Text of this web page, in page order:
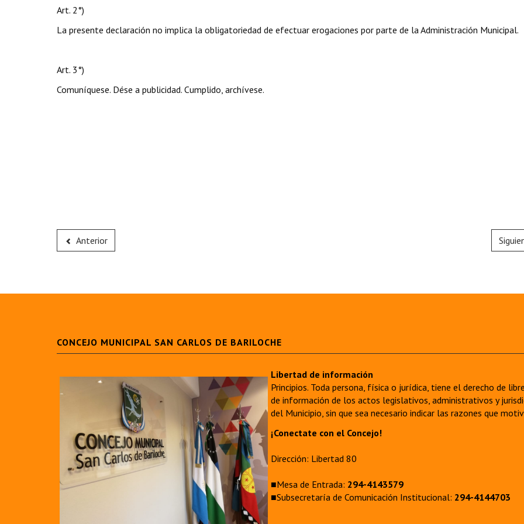
Art. 2°)
La presente declaración no implica la obligatoriedad de efectuar erogaciones por parte de la Administración Municipal.
Art. 3°)
Comuníquese. Dése a publicidad. Cumplido, archívese.
Anterior
CONCEJO MUNICIPAL SAN CARLOS DE BARILOCHE
Libertad de información
Principios. Toda persona, física o jurídica, tiene el derecho de
de información de los actos legislativos, administrativos y
del Municipio, sin que sea necesario indicar las razones que
¡Conectate con el Concejo!
Dirección: Libertad 80
■Mesa de Entrada: 294-4143579
■Subsecretaría de Comunicación Institucional: 294-4144703